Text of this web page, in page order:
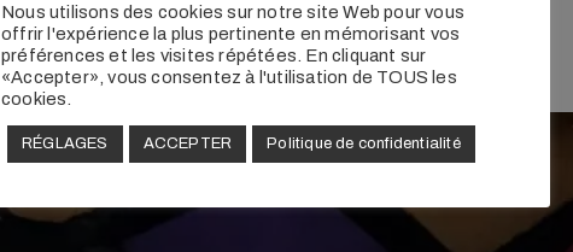
Nous utilisons des cookies sur notre site Web pour vous
offrir l'expérience la plus pertinente en mémorisant vos
préférences et les visites répétées. En cliquant sur
«Accepter», vous consentez à l'utilisation de TOUS les
cookies.
RÉGLAGES ACCEPTER Politique de confidentialité